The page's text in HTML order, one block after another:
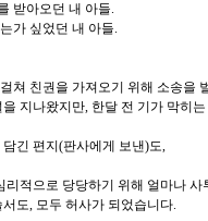
받아오던 내 아들.
가 싶었던 내 아들.
쳐 친권을 가져오기 위해 소송을
지나왔지만, 한달 전 기가 막히
긴 편지(판사에게 보낸)도,
적으로 당당하기 위해 얼마나
도, 모두 허사가 되었습니다.